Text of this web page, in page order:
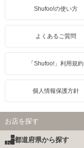
Shufoo!の使い方
よくあるご質問
「Shufoo!」利用規約
個人情報保護方針
お店を探す
都道府県から探す